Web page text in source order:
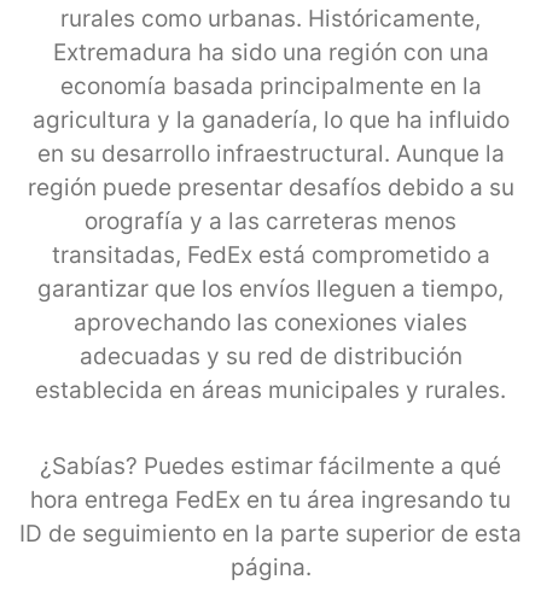
rurales como urbanas. Históricamente,
Extremadura ha sido una región con una
economía basada principalmente en la
agricultura y la ganadería, lo que ha influido
en su desarrollo infraestructural. Aunque la
región puede presentar desafíos debido a su
orografía y a las carreteras menos
transitadas, FedEx está comprometido a
garantizar que los envíos lleguen a tiempo,
aprovechando las conexiones viales
adecuadas y su red de distribución
establecida en áreas municipales y rurales.
¿Sabías? Puedes estimar fácilmente a qué
hora entrega FedEx en tu área ingresando tu
ID de seguimiento en la parte superior de esta
página.